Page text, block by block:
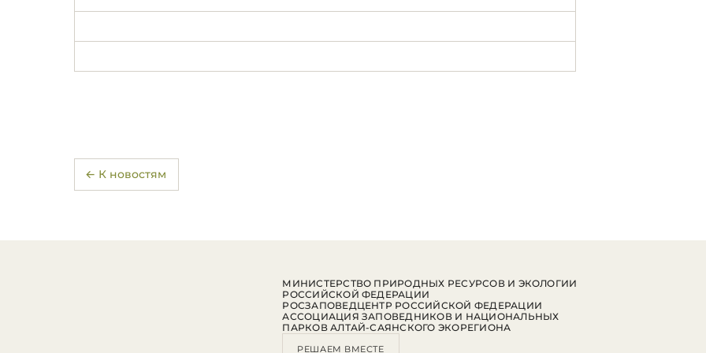
← К новостям
МИНИСТЕРСТВО ПРИРОДНЫХ РЕСУРСОВ И ЭКОЛОГИИ
РОССИЙСКОЙ ФЕДЕРАЦИИ
РОСЗАПОВЕДЦЕНТР РОССИЙСКОЙ ФЕДЕРАЦИИ
АССОЦИАЦИЯ ЗАПОВЕДНИКОВ И НАЦИОНАЛЬНЫХ
ПАРКОВ АЛТАЙ-САЯНСКОГО ЭКОРЕГИОНА
РЕШАЕМ ВМЕСТЕ